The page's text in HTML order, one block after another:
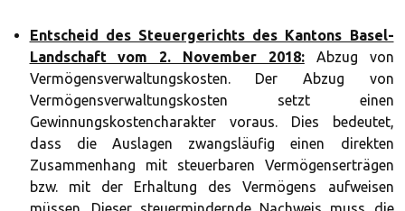
Entscheid des Steuergerichts des Kantons Basel-
Landschaft vom 2. November 2018:Abzug von
Vermögensverwaltungskosten. Der Abzug von
Vermögensverwaltungskosten setzt einen
Gewinnungskostencharakter voraus. Dies bedeutet,
dass die Auslagen zwangsläufig einen direkten
Zusammenhang mit steuerbaren Vermögenserträgen
bzw. mit der Erhaltung des Vermögens aufweisen